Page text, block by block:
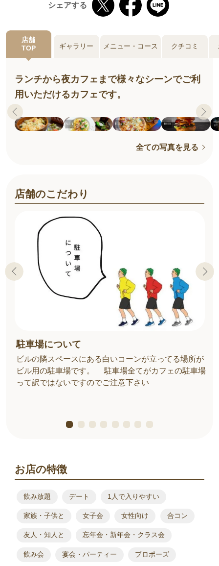
シェアする
店舗
TOP
ギャラリー メニュー・コース クチコミ
ランチから夜カフェまで様々なシーンでご利
用いただけるカフェです。
全ての写真を見る
店舗のこだわり
駐車場について
ビルの隣スペースにある白いコーンが立ってる場所が
ビル用の駐車場です。 駐車場全てがカフェの駐車場
って訳ではないですのでご注意下さい
お店の特徴
飲み放題 デート 1人で入りやすい
家族・子供と 女子会 女性向け 合コン
友人・知人と 忘年会・新年会・クラス会
飲み会 宴会・パーティー プロポーズ